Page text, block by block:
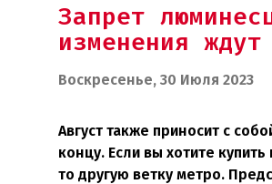
Запрет
изменения
Воскресенье, 30 Июля 2023
Август также приносит с
концу. Если вы хотите
то другую ветку метро.